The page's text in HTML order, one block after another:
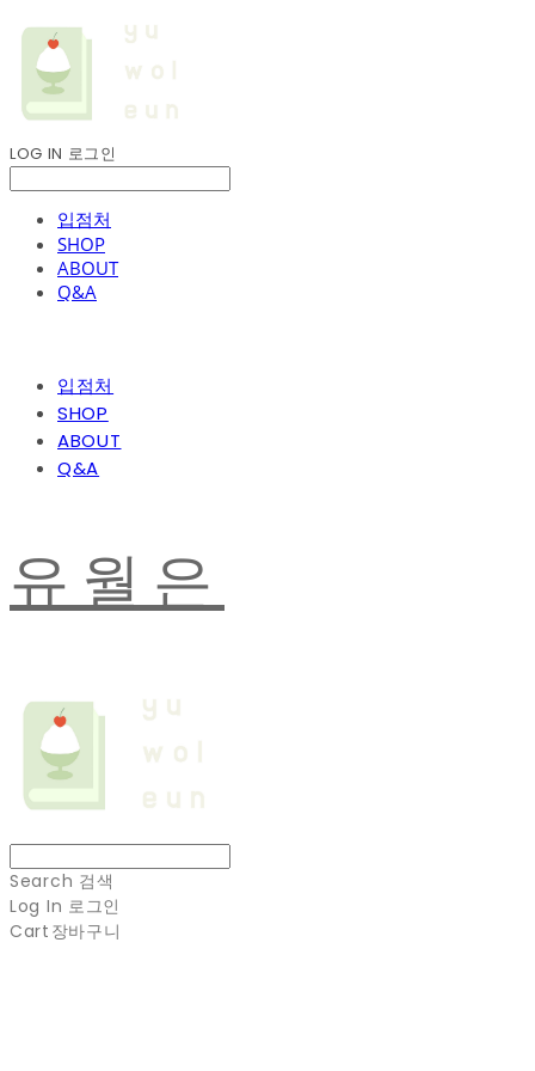
LOG IN 로그인
입점처
SHOP
ABOUT
Q&A
입점처
SHOP
ABOUT
Q&A
유월은
Search 검색
Log In 로그인
Cart 장바구니